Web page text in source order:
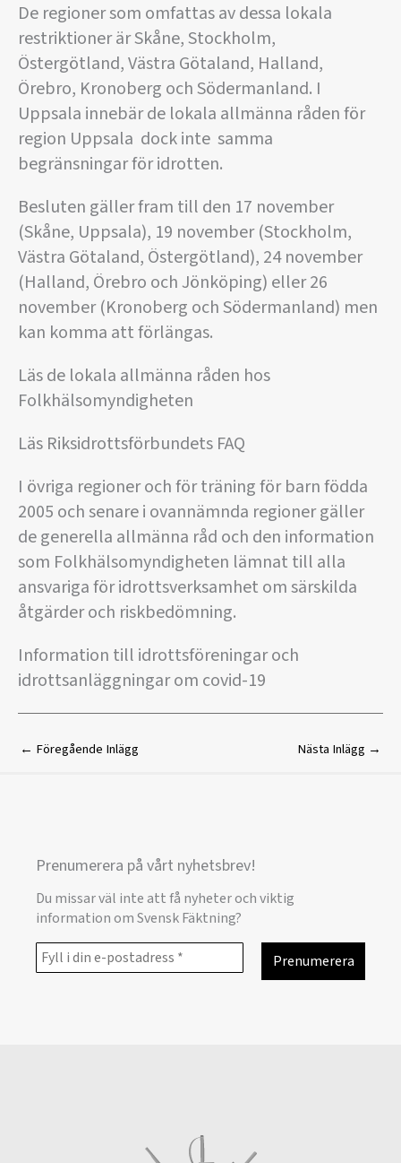
De regioner som omfattas av dessa lokala
restriktioner är Skåne, Stockholm,
Östergötland, Västra Götaland, Halland,
Örebro, Kronoberg och Södermanland. I
Uppsala innebär de lokala allmänna råden för
region Uppsala dock inte samma
begränsningar för idrotten.
Besluten gäller fram till den 17 november
(Skåne, Uppsala), 19 november (Stockholm,
Västra Götaland, Östergötland), 24 november
(Halland, Örebro och Jönköping) eller 26
november (Kronoberg och Södermanland) men
kan komma att förlängas.
Läs de lokala allmänna råden hos
Folkhälsomyndigheten
Läs Riksidrottsförbundets FAQ
I övriga regioner och för träning för barn födda
2005 och senare i ovannämnda regioner gäller
de generella allmänna råd och den information
som Folkhälsomyndigheten lämnat till alla
ansvariga för idrottsverksamhet om särskilda
åtgärder och riskbedömning.
Information till idrottsföreningar och
idrottsanläggningar om covid-19
← Föregående Inlägg Nästa Inlägg →
Prenumerera på vårt nyhetsbrev!
Du missar väl inte att få nyheter och viktig
information om Svensk Fäktning?